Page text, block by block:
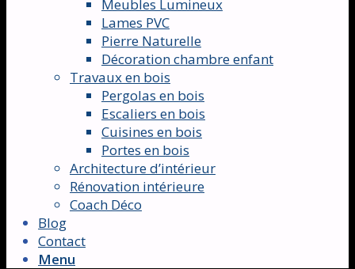
Meubles Lumineux
Lames PVC
Pierre Naturelle
Décoration chambre enfant
Travaux en bois
Pergolas en bois
Escaliers en bois
Cuisines en bois
Portes en bois
Architecture d’intérieur
Rénovation intérieure
Coach Déco
Blog
Contact
Menu